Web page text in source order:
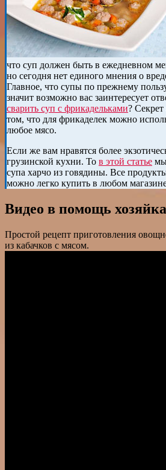
что суп должен быть в ежедневном
но сегодня нет единого мнения о
Главное, что супы по прежнему
значит возможно вас заинтересует
сварить суп с фрикадельками? Секрет
том, что для фрикаделек можно
любое мясо.
Если же вам нравятся более
грузинской кухни. То в этой статье
супа харчо из говядины. Все
можно легко купить в любом
Видео в помощь
Простой рецепт приготовления
из кабачков с мясом.